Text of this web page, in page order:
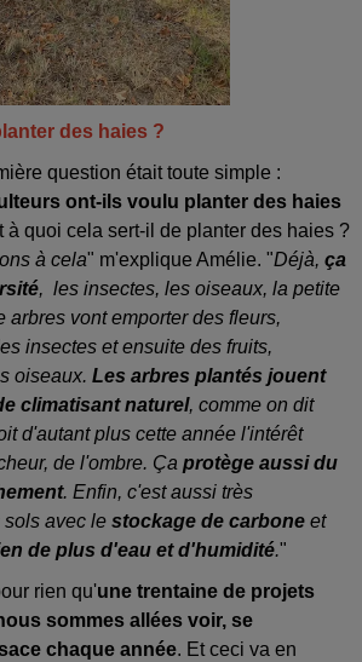
des haies ?
question était toute simple :
ont-ils voulu planter des haies
à quoi cela sert-il de planter des haies ?
à cela" m'explique Amélie. "Déjà, ça
, les insectes, les oiseaux, la petite
arbres vont emporter des fleurs,
insectes et ensuite des fruits,
oiseaux. Les arbres plantés jouent
climatisant naturel, comme on dit
d'autant plus cette année l'intérêt
de l'ombre. Ça protège aussi du
. Enfin, c'est aussi très
sols avec le stockage de carbone et
de plus d'eau et d'humidité."
rien qu'une trentaine de projets
sommes allées voir, se
chaque année. Et ceci va en